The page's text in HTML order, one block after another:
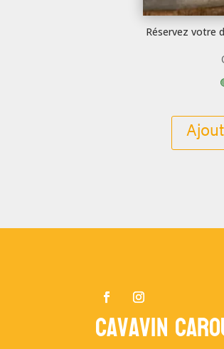
Réservez votre
Cavavin